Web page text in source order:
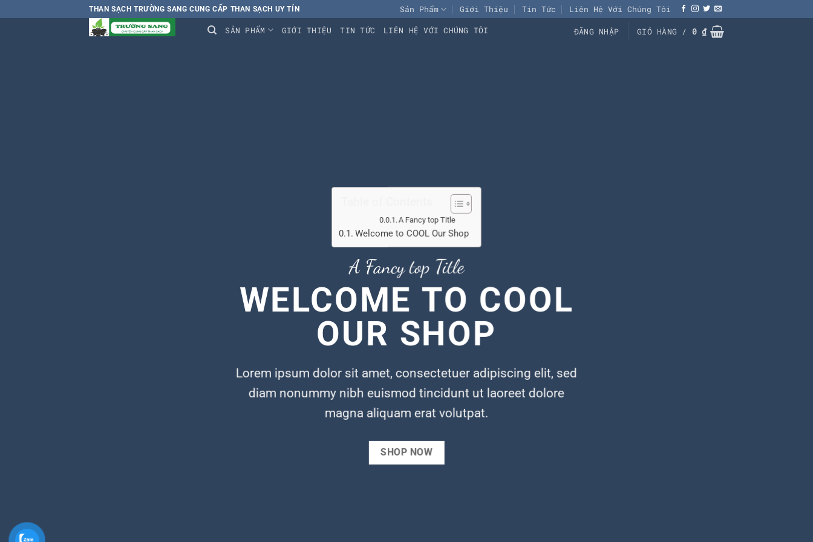
đến
THAN SẠCH TRƯỜNG SANG CUNG CẤP THAN SẠCH UY TÍN Sản Phẩm Giới Thiệu Tin Tức Liên Hệ Với Chúng Tôi
SẢN PHẨM GIỚI THIỆU TIN TỨC LIÊN HỆ VỚI CHÚNG TÔI ĐĂNG NHẬP GIỎ HÀNG / 0₫
A Fancy top Title
Welcome to COOL Our Shop
A Fancy top Title
WELCOME TO COOL
OUR SHOP
Lorem ipsum dolor sit amet, consectetuer adipiscing elit, sed
diam nonummy nibh euismod tincidunt ut laoreet dolore
magna aliquam erat volutpat.
SHOP NOW